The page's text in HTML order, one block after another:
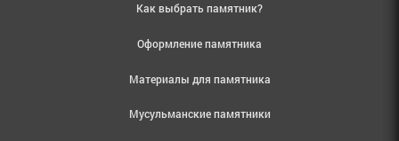
Как выбрать памятник?
Оформление памятника
Материалы для памятника
Мусульманские памятники